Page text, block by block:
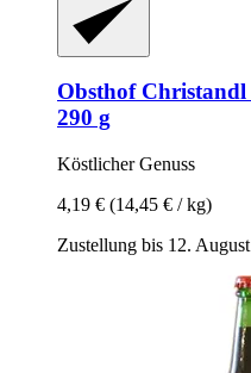
Obsthof Christandl
290 g
Köstlicher Genuss
4,19 € (14,45 € / kg)
Zustellung bis 12. August